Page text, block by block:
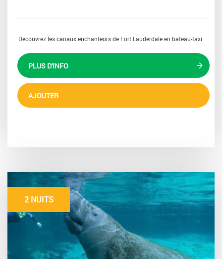
Découvrez les canaux enchanteurs de Fort Lauderdale en bateau-taxi.
PLUS D'INFO
AJOUTER
2 NUITS